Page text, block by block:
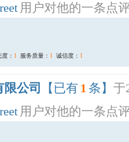
用户对他的一条点
： 1 服务质量： 1 诚信度： 1
公司 【已有 1 条】 于
用户对他的一条点